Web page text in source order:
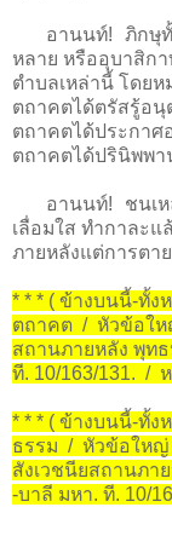
อานนท์! ภิกษุ
หลาย หรืออุบาสิก
ตำบลเหล่านี้ โดย
ตถาคตได้ตรัสรู้อ
ตถาคตได้ประกาศ
ตถาคตได้ปรินิพพ
อานนท์! ชนเห
เลื่อมใส ทำกาละ
ภายหลังแต่การตา
* * * ( ข้างบนนี้-ทั้ง
ตถาคต / หัวข้อให
สถานภายหลัง พุท
ที. 10/163/131. /
* * * ( ข้างบนนี้-ทั้ง
ธรรม / หัวข้อใหญ่
สังเวชนียสถานภ
-บาลี มหา. ที. 10/